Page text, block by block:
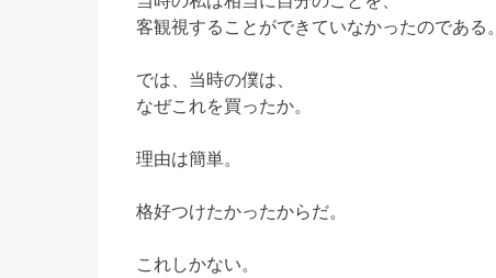
客観視することができていなかったのである。
では、当時の僕は、
なぜこれを買ったか。
理由は簡単。
格好つけたかったからだ。
これしかない。